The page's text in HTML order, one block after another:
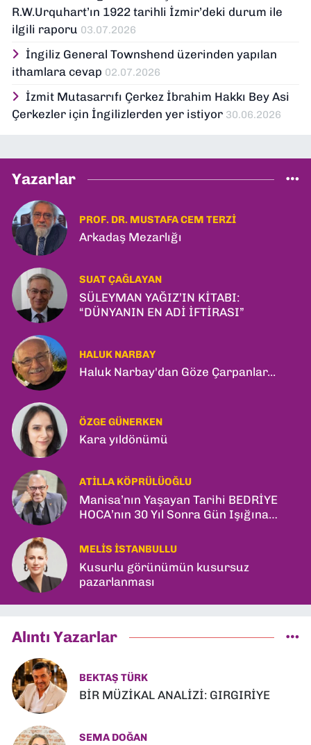
R.W.Urquhart’ın 1922 tarihli İzmir’deki durum ile
ilgili raporu 03.07.2026
İngiliz General Townshend üzerinden yapılan
ithamlara cevap 02.07.2026
İzmit Mutasarrıfı Çerkez İbrahim Hakkı Bey Asi
Çerkezler için İngilizlerden yer istiyor 30.06.2026
Yazarlar
PROF. DR. MUSTAFA CEM TERZI
Arkadaş Mezarlığı
SUAT ÇAĞLAYAN
SÜLEYMAN YAĞIZ’IN KİTABI:
“DÜNYANIN EN ADİ İFTİRASI”
HALUK NARBAY
Haluk Narbay'dan Göze Çarpanlar...
ÖZGE GÜNERKEN
Kara yıldönümü
ATILLA KÖPRÜLÜOĞLU
Manisa’nın Yaşayan Tarihi BEDRİYE
HOCA’nın 30 Yıl Sonra Gün Işığına
MELIS İSTANBULLU
Kusurlu görünümün kusursuz
pazarlanması
Alıntı Yazarlar
BEKTAŞ TÜRK
BİR MÜZİKAL ANALİZİ: GIRGIRİYE
SEMA DOĞAN